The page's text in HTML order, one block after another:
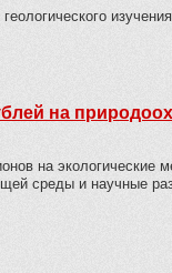
на
на экологические
среды и научные